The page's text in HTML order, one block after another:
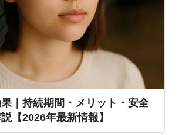
｜持続期間・メリット・安全
【2026年最新情報】